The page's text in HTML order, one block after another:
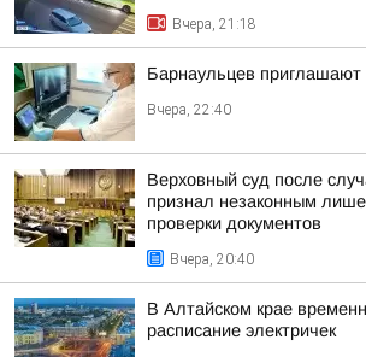
Вчера, 21:18
Барнаульцев
Вчера, 22:40
Верховный суд после
признал незаконным
проверки документов
Вчера, 20:40
В Алтайском крае
расписание электричек